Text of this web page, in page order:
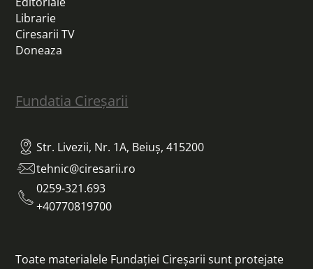
Librarie
Ciresarii TV
Doneaza
Fundatia Cireșarii
Str. Livezii, Nr. 1A, Beiuș, 415200
tehnic@ciresarii.ro
0259-321.693
+40770819700
Toate materialele Fundației Cireșarii sunt protejate